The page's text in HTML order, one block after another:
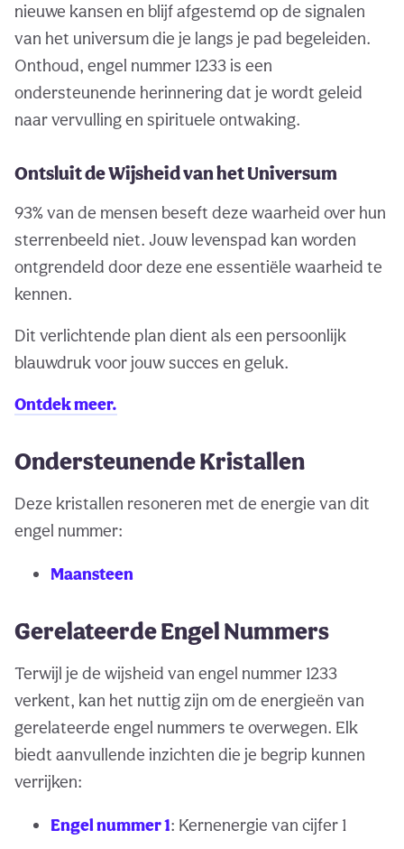
nieuwe kansen en blijf afgestemd op de signalen
van het universum die je langs je pad begeleiden.
Onthoud, engel nummer 1233 is een
ondersteunende herinnering dat je wordt geleid
naar vervulling en spirituele ontwaking.
Ontsluit de Wijsheid van het Universum
93% van de mensen beseft deze waarheid over hun
sterrenbeeld niet. Jouw levenspad kan worden
ontgrendeld door deze ene essentiële waarheid te
kennen.
Dit verlichtende plan dient als een persoonlijk
blauwdruk voor jouw succes en geluk.
Ontdek meer.
Ondersteunende Kristallen
Deze kristallen resoneren met de energie van dit
engel nummer:
Maansteen
Gerelateerde Engel Nummers
Terwijl je de wijsheid van engel nummer 1233
verkent, kan het nuttig zijn om de energieën van
gerelateerde engel nummers te overwegen. Elk
biedt aanvullende inzichten die je begrip kunnen
verrijken:
Engel nummer 1: Kernenergie van cijfer 1